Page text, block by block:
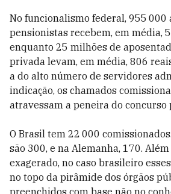
No funciona­lismo federal, 955 000
pensionistas recebem, em média,
enquanto 25 milhões de
privada levam, em média, 806
a do alto número de servidores
indicação, os chamados
atravessam a peneira do concurso
O Brasil tem 22 000
são 300, e na Alemanha, 170.
exagerado, no caso brasileiro
no topo da pirâmide dos órgãos
preenchidos com base não no